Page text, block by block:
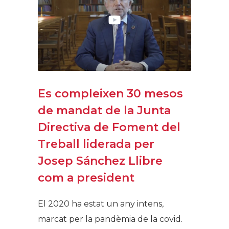
Es compleixen 30 mesos
de mandat de la Junta
Directiva de Foment del
Treball liderada per
Josep Sánchez Llibre
com a president
El 2020 ha estat un any intens,
marcat per la pandèmia de la covid.